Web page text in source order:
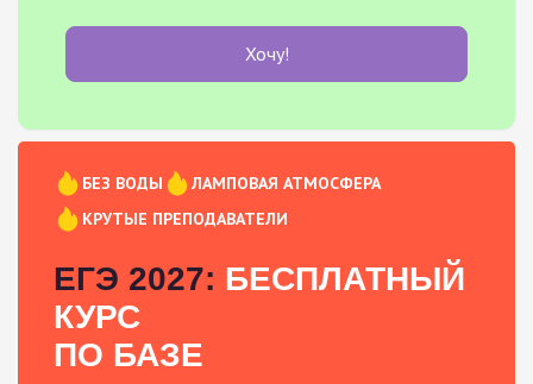
Хочу!
БЕЗ ВОДЫ
ЛАМПОВАЯ АТМОСФЕРА
КРУТЫЕ ПРЕПОДАВАТЕЛИ
ЕГЭ 2027: БЕСПЛАТНЫЙ
КУРС
ПО БАЗЕ